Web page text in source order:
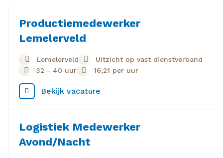
Productiemedewerker
Lemelerveld
Lemelerveld
Uitzicht op vast dienstverband
32 - 40 uur
16,21 per uur
Bekijk vacature
Logistiek Medewerker
Avond/Nacht